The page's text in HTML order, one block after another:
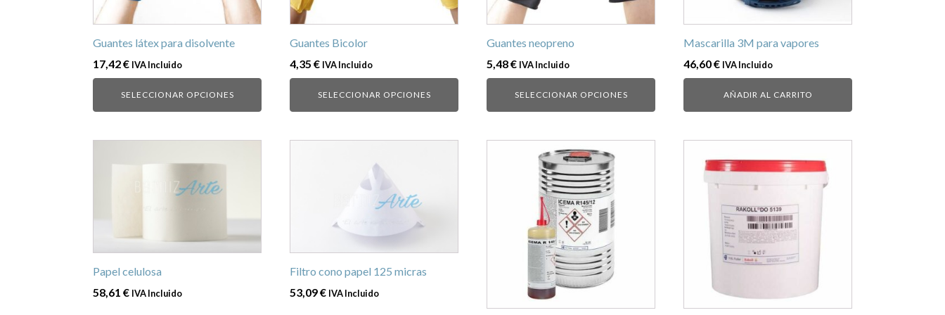
Guantes látex para disolvente
17,42€ IVA Incluido
SELECCIONAR OPCIONES
pueden
elegir
en
la
página
producto
Guantes Bicolor
4,35 € IVA Incluido
SELECCIONAR OPCIONES
pueden
elegir
en
la
página
producto
Guantes neopreno
5,48€ IVA Incluido
SELECCIONAR OPCIONES
pueden
elegir
en
la
página
producto
Mascarilla 3M para vapores
46,60€ IVA Incluido
AÑADIR AL CARRITO
Papel celulosa
58,61 € IVA Incluido
Filtro cono papel 125 micras
53,09€ IVA Incluido
producto
tiene
variantes.
opciones
pueden
elegir